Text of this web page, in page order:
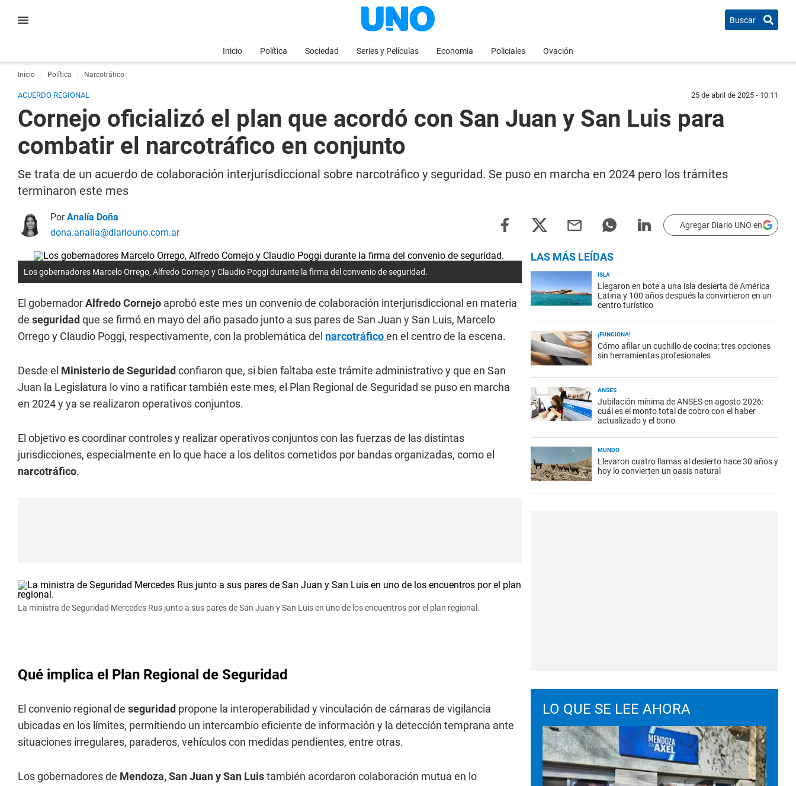
Buscar
Inicio Política Sociedad Series y Películas Economia Policiales Ovación
Inicio Política Narcotráfico
ACUERDO REGIONAL 25 de abril de 2025 - 10:11
Cornejo oficializó el plan que acordó con San Juan y San Luis para
combatir el narcotráfico en conjunto
Se trata de un acuerdo de colaboración interjurisdiccional sobre narcotráfico y seguridad. Se puso en marcha en 2024 pero los trámites
terminaron este mes
PorAnalía Doña
dona.analia@diariouno.com.ar
Agregar Diario UNO en
Los gobernadores Marcelo Orrego, Alfredo Cornejo y Claudio Poggi durante la firma del convenio de seguridad.
El gobernadorAlfredo Cornejo aprobó este mes un convenio de colaboración interjurisdiccional en materia
de seguridad que se firmó en mayo del año pasado junto a sus pares de San Juan y San Luis, Marcelo
Orrego y Claudio Poggi, respectivamente, con la problemática del narcotráficoen el centro de la escena.
Desde el Ministerio de Seguridad confiaron que, si bien faltaba este trámite administrativo y que en San
Juan la Legislatura lo vino a ratificar también este mes, el Plan Regional de Seguridad se puso en marcha
en 2024 y ya se realizaron operativos conjuntos.
El objetivo es coordinar controles y realizar operativos conjuntos con las fuerzas de las distintas
jurisdicciones, especialmente en lo que hace a los delitos cometidos por bandas organizadas, como el
narcotráfico.
La ministra de Seguridad Mercedes Rus junto a sus pares de San Juan y San Luis en uno de los encuentros por el plan regional.
Qué implica el Plan Regional de Seguridad
El convenio regional de seguridad propone la interoperabilidad y vinculación de cámaras de vigilancia
ubicadas en los límites, permitiendo un intercambio eficiente de información y la detección temprana ante
situaciones irregulares, paraderos, vehículos con medidas pendientes, entre otras.
Los gobernadores de Mendoza, San Juan y San Luistambién acordaron colaboración mutua en lo
LAS MÁS LEÍDAS
ISLA
Llegaron en bote a una isla desierta de América
Latina y 100 años después la convirtieron en un
centro turístico
¡FUNCIONA!
Cómo afilar un cuchillo de cocina: tres opciones
sin herramientas profesionales
ANSES
Jubilación mínima de ANSES en agosto 2026:
cuál es el monto total de cobro con el haber
actualizado y el bono
MUNDO
Llevaron cuatro llamas al desierto hace 30 años y
hoy lo convierten un oasis natural
LO QUE SE LEE AHORA